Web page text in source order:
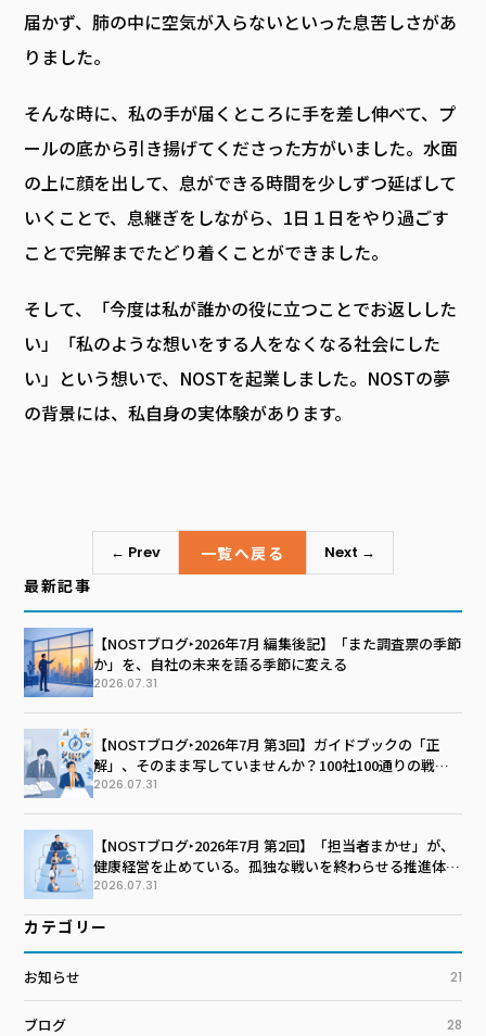
届かず、肺の中に空気が入らないといった息苦しさがあ
りました。
そんな時に、私の手が届くところに手を差し伸べて、プ
ールの底から引き揚げてくださった方がいました。水面
の上に顔を出して、息ができる時間を少しずつ延ばして
いくことで、息継ぎをしながら、1日１日をやり過ごす
ことで完解までたどり着くことができました。
そして、「今度は私が誰かの役に立つことでお返しした
い」「私のような想いをする人をなくなる社会にした
い」という想いで、NOSTを起業しました。NOSTの夢
の背景には、私自身の実体験があります。
← Prev 一覧へ戻る Next →
最新記事
【NOSTブログ‣2026年7月 編集後記】「また調査票の季節
か」を、自社の未来を語る季節に変える
2026.07.31
【NOSTブログ‣2026年7月 第3回】ガイドブックの「正
解」、そのまま写していませんか？100社100通りの戦略
マップを描く技術
2026.07.31
【NOSTブログ‣2026年7月 第2回】「担当者まかせ」が、
健康経営を止めている。孤独な戦いを終わらせる推進体制
のつくり方
2026.07.31
カテゴリー
お知らせ 21
ブログ 28